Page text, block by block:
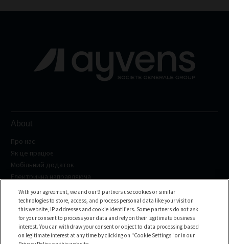
About
Про нас
Як це працює
Мобільний додаток
Електрична направляюча
Country sales
France
See all sales
With your agreement, we and our 9 partners use cookies or similar
technologies to store, access, and process personal data like your visit on
this website, IP addresses and cookie identifiers. Some partners do not ask
for your consent to process your data and rely on their legitimate business
interest. You can withdraw your consent or object to data processing based
on legitimate interest at any time by clicking on "Cookie Settings" or in our